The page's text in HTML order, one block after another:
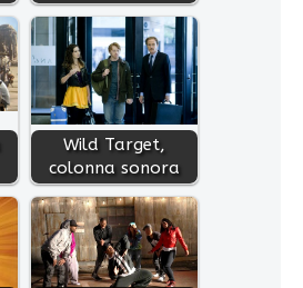
Wild Target,
colonna sonora